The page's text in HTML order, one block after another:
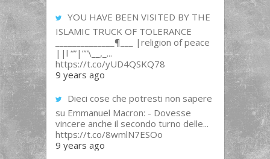
YOU HAVE BEEN VISITED BY THE
ISLAMIC TRUCK OF TOLERANCE
______________¶___ |religion of peace
||l “”|””\__,_...
https://t.co/yUD4QSKQ78
9 years ago
Dieci cose che potresti non sapere
su Emmanuel Macron: - Dovesse
vincere anche il secondo turno delle...
https://t.co/8wmlN7ESOo
9 years ago